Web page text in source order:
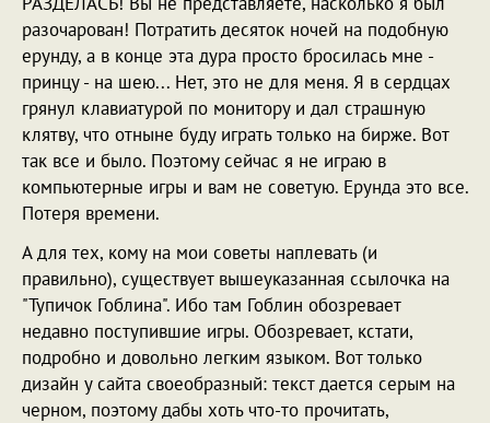
разочарован! Потратить десяток ночей на подобную
ерунду, а в конце эта дура просто бросилась мне -
принцу - на шею... Нет, это не для меня. Я в сердцах
грянул клавиатурой по монитору и дал страшную
клятву, что отныне буду играть только на бирже. Вот
так все и было. Поэтому сейчас я не играю в
компьютерные игры и вам не советую. Ерунда это все.
Потеря времени.
А для тех, кому на мои советы наплевать (и
правильно), существует вышеуказанная ссылочка на
"Тупичок Гоблина". Ибо там Гоблин обозревает
недавно поступившие игры. Обозревает, кстати,
подробно и довольно легким языком. Вот только
дизайн у сайта своеобразный: текст дается серым на
черном, поэтому дабы хоть что-то прочитать,